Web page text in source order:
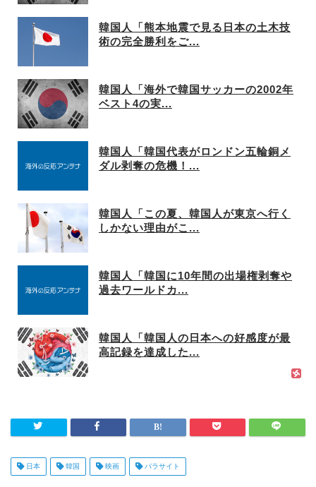
韓国人「熊本地震で見る日本の土木技
術の完全勝利をご...
韓国人「海外で韓国サッカーの2002年
ベスト4の実...
韓国人「韓国代表がロンドン五輪銅メ
ダル剥奪の危機！...
韓国人「この夏、韓国人が東京へ行く
しかない理由がこ...
韓国人「韓国に10年間の出場権剥奪や
過去ワールドカ...
韓国人「韓国人の日本への好感度が最
高記録を達成した...
日本 韓国 映画 パラサイト